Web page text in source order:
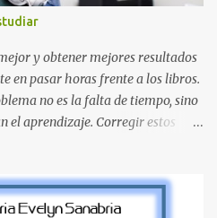
Formas icónicas : No te
ese estilo geométrico tan carac...
y obtener mejores resultados
en pasar horas frente a los libros.
no es la falta de tiempo, sino
el aprendizaje. Corregir estos
En esta guía descubrirás
al estudiar, por qué afectan tu